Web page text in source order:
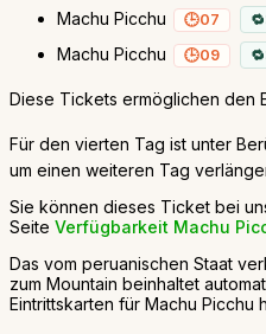
Machu Picchu
07
Machu Picchu
09
Diese Tickets ermöglichen den
Für den vierten Tag ist unter
um einen weiteren Tag
Sie können dieses Ticket bei
Seite Verfügbarkeit Machu
Das vom peruanischen Staat
zum Mountain beinhaltet
Eintrittskarten für Machu Picchu